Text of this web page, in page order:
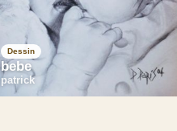
Dessin
bebe
patrick